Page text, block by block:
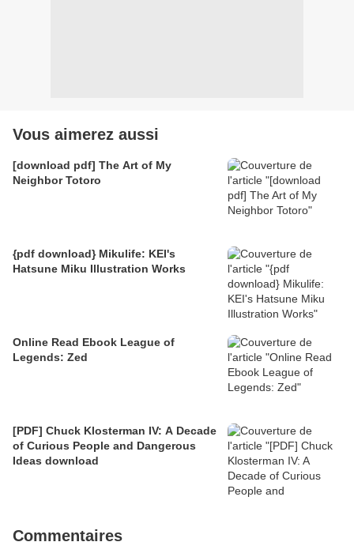
Vous aimerez aussi
[download pdf] The Art of My
Neighbor Totoro
{pdf download} Mikulife: KEI's
Hatsune Miku Illustration Works
Online Read Ebook League of
Legends: Zed
[PDF] Chuck Klosterman IV: A Decade
of Curious People and Dangerous
Ideas download
Commentaires